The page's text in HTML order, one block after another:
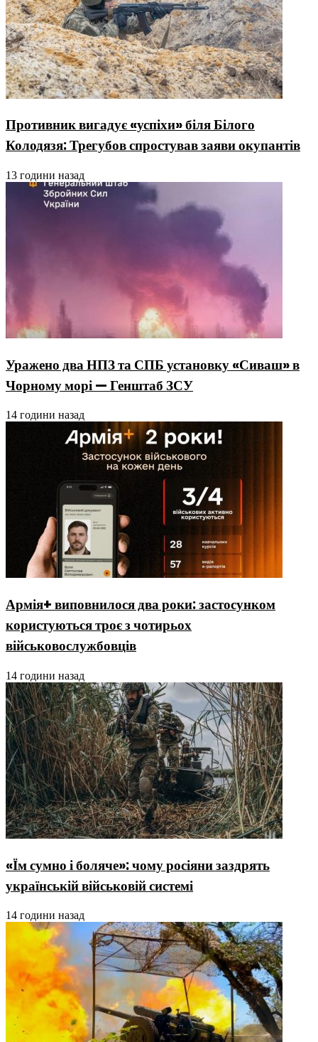
Противник вигадує «успіхи» біля Білого
Колодязя: Трегубов спростував заяви окупантів
13 години назад
Уражено два НПЗ та СПБ установку «Сиваш» в
Чорному морі — Генштаб ЗСУ
14 години назад
Армія+ виповнилося два роки: застосунком
користуються троє з чотирьох
військовослужбовців
14 години назад
«Їм сумно і боляче»: чому росіяни заздрять
українській військовій системі
14 години назад